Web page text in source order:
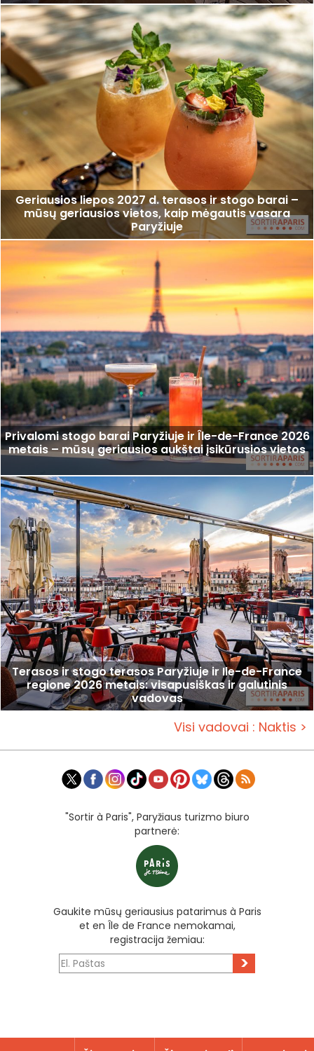
Geriausios liepos 2027 d. terasos ir stogo barai –
mūsų geriausios vietos, kaip mėgautis vasara
Paryžiuje
Privalomi stogo barai Paryžiuje ir Île-de-France 2026
metais – mūsų geriausios aukštai įsikūrusios vietos
Terasos ir stogo terasos Paryžiuje ir Ile-de-France
regione 2026 metais: visapusiškas ir galutinis
vadovas
Visi vadovai : Naktis >
"Sortir à Paris", Paryžiaus turizmo biuro
partnerė:
Gaukite mūsų geriausius patarimus à Paris
et en Île de France nemokamai,
registracija žemiau:
>